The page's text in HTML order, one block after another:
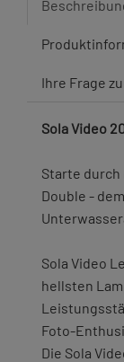
Ihre Frage
Sola Video
Starte durch
Double -
Sola Video
hellsten
Foto-
Die Sola